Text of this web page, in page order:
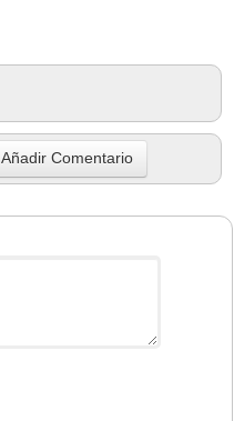
Añadir Comentario